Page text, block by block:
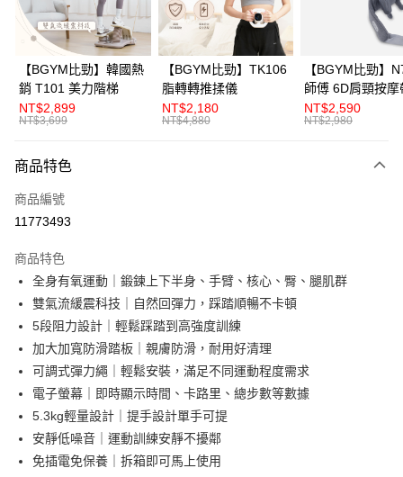
悠遊付
全盈+PAY
AFTEE先享後付
相關說明
便利好安心！
２．便利：只要手機號碼，簡訊認證，即可結帳。
３．安心：先確認商品／服務後，再付款。
【「AFTEE先享後付」結帳流程】
１．於結帳方式選擇「AFTEE先享後付」後，將跳轉至「AFTEE先享後付」
結帳頁面，進行簡訊認證並確認金額後，即可完成結帳。
２．訂單成立數日內，您將收到繳費通知簡訊。
ATM／網路銀行／等多元方式進行付款，方視為交易完成。
※ 請注意：結帳手續完成當下不需立刻繳費，但若您需要取消訂單，請聯絡
購買商品的店家。未經商家同意取消之訂單仍視為有效，需透過AFTEE先享
後付繳納相關費用。
※ 交易是否成功請以「AFTEE先享後付 」之結帳頁面顯示為準，若有關於
是否繳費成功／繳費後需取消欲退款等相關疑問，請聯繫「AFTEE先享後付
【注意事項】
運送方式
小型商品提供宅配服務；大型商品到府安裝（不含宜花東、偏遠地
【BGYM比勁】韓國熱
銷 T101 美力階梯
NT$2,899
NT$3,699
【BGYM比勁】TK106
脂轉轉推揉儀
NT$2,180
NT$4,880
【BGYM比勁】
師傅 6D肩頸按摩
NT$2,590
NT$2,980
商品特色
商品編號
11773493
商品特色
全身有氧運動｜鍛鍊上下半身、手臂、核心、臀、腿肌群
雙氣流緩震科技｜自然回彈力，踩踏順暢不卡頓
5段阻力設計｜輕鬆踩踏到高強度訓練
加大加寬防滑踏板｜親膚防滑，耐用好清理
可調式彈力繩｜輕鬆安裝，滿足不同運動程度需求
電子螢幕｜即時顯示時間、卡路里、總步數等數據
5.3kg輕量設計｜提手設計單手可提
安靜低噪音｜運動訓練安靜不擾鄰
免插電免保養｜拆箱即可馬上使用